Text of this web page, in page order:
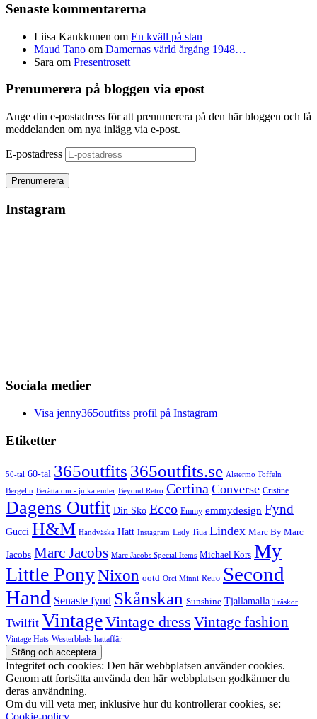
Senaste kommentarerna
Liisa Kankkunen om En kväll på stan
Maud Tano om Damernas värld årgång 1948…
Sara om Presentrosett
Prenumerera på bloggen via epost
Ange din e-postadress för att prenumerera på den här bloggen och få
meddelanden om nya inlägg via e-post.
E-postadress
Instagram
Sociala medier
Visa jenny365outfitss profil på Instagram
Etiketter
50-tal 60-tal 365outfits 365outfits.se Alstermo Toffeln
Bergelin Berätta om - julkalender Beyond Retro Certina Converse Cristine
Dagens Outfit Din Sko Ecco Emmy emmydesign Fynd
Gucci H&M Handväska Hatt Instagram Lady Tiua Lindex Marc By Marc
Jacobs Marc Jacobs Marc Jacobs Special Items Michael Kors My
Little PonyNixon ootd Orci Minni Retro Second
Hand Senaste fynd Skånskan Sunshine Tjallamalla Träskor
Twilfit VintageVintage dress Vintage fashion
Vintage Hats Westerblads hattaffär
Integritet och cookies: Den här webbplatsen använder cookies.
Genom att fortsätta använda den här webbplatsen godkänner du
deras användning.
Om du vill veta mer, inklusive hur du kontrollerar cookies, se: